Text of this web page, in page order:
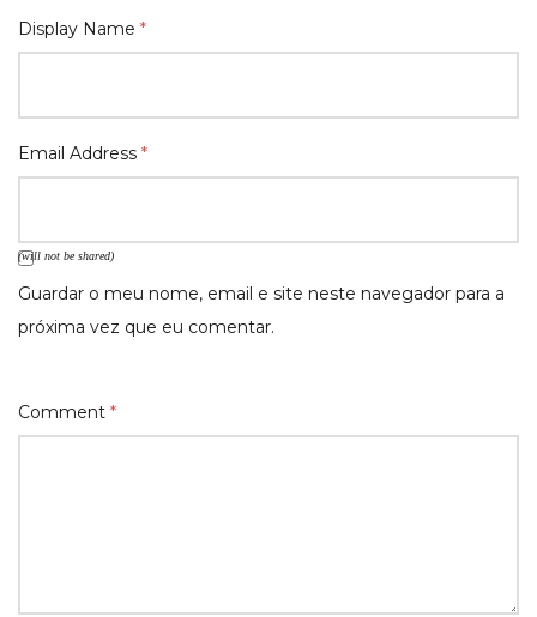
Display Name *
Email Address *
(will not be shared)
Guardar o meu nome, email e site neste navegador para a
próxima vez que eu comentar.
Comment *